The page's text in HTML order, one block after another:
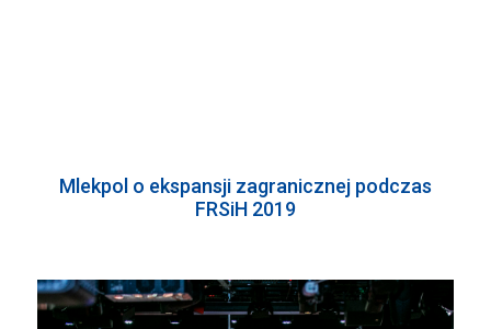
Mlekpol o ekspansji zagranicznej podczas
FRSiH 2019